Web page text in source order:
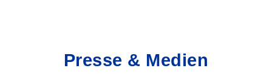
Presse & Medien